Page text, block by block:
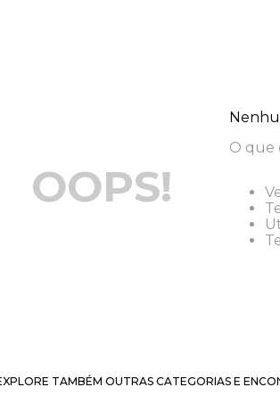
OOPS!
O que
TAMBÉM OUTRAS CATEGORIAS E